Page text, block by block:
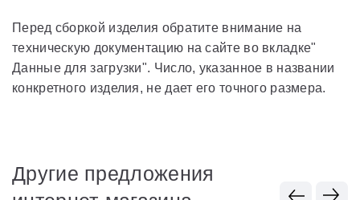
Перед сборкой изделия обратите внимание на
техническую документацию на сайте во вкладке"
Данные для загрузки". Число, указанное в названии
конкретного изделия, не дает его точного размера.
Другие предложения